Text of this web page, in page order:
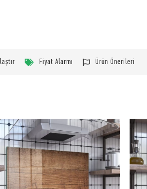
Fiyat Alarmı Ürün Önerileri